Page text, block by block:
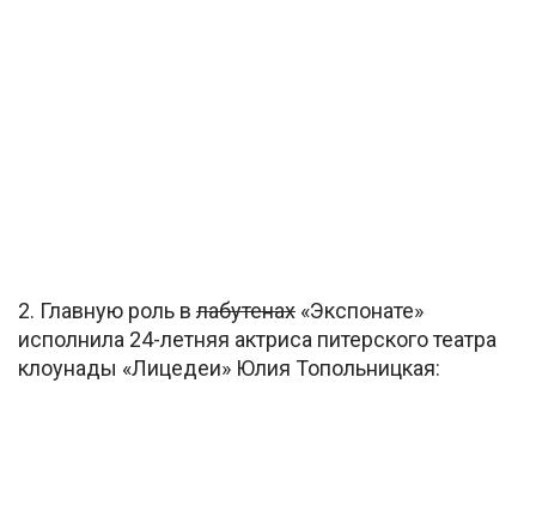
2. Главную роль в лабутенах «Экспонате»
исполнила 24-летняя актриса питерского театра
клоунады «Лицедеи» Юлия Топольницкая: